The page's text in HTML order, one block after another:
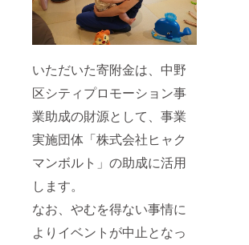
いただいた寄附金は、中野
区シティプロモーション事
業助成の財源として、事業
実施団体「株式会社ヒャク
マンボルト」の助成に活用
します。
なお、やむを得ない事情に
よりイベントが中止となっ